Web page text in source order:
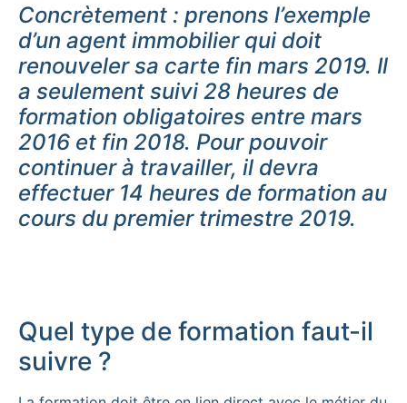
Concrètement : prenons l’exemple
d’un agent immobilier qui doit
renouveler sa carte fin mars 2019. Il
a seulement suivi 28 heures de
formation obligatoires entre mars
2016 et fin 2018. Pour pouvoir
continuer à travailler, il devra
effectuer 14 heures de formation au
cours du premier trimestre 2019.
Quel type de formation faut-il
suivre ?